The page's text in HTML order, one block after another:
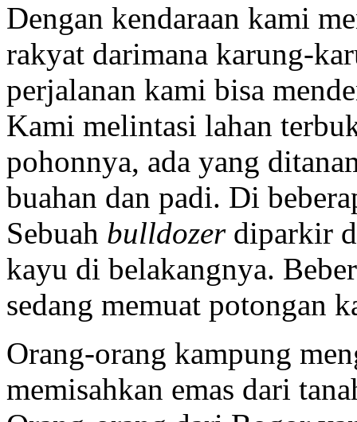
Dengan kendaraan kami
rakyat darimana karung-
perjalanan kami bisa
Kami melintasi lahan
pohonnya, ada yang
buahan dan padi. Di
Sebuah bulldozer diparkir
kayu di belakangnya.
sedang memuat potongan
Orang-orang kampung
memisahkan emas dari